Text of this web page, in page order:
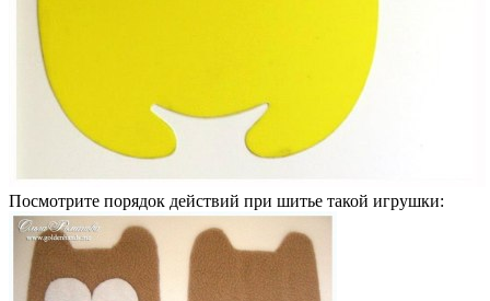
Посмотрите порядок действий при шитье такой игрушки: